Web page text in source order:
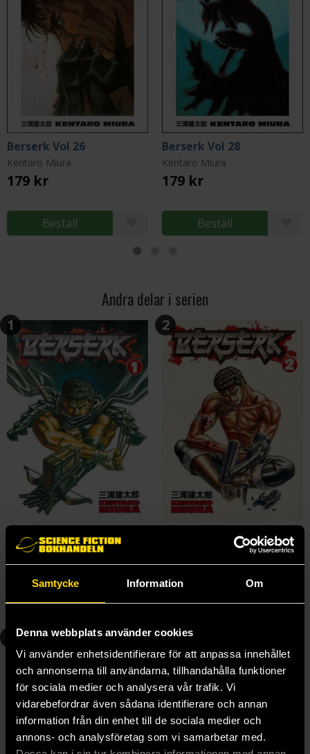
Samtycke Information Om
Denna webbplats använder cookies
Vi använder enhetsidentifierare för att anpassa innehållet
och annonserna till användarna, tillhandahålla funktioner
för sociala medier och analysera vår trafik. Vi
vidarebefordrar även sådana identifierare och annan
information från din enhet till de sociala medier och
annons- och analysföretag som vi samarbetar med.
Berserk Vol 26
Kentaro Miura
179 kr
Beställ
Berserk Vol 28
Kentaro Miura
179 kr
Beställ
Andra delar i serien
1
Kentaro Miura
179 kr
2
Berserk Vol 2: The Guardians of Desire
179 kr
4